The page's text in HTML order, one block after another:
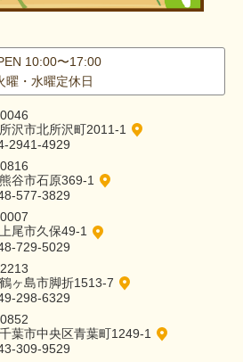
10:00〜17:00
曜・水曜定休日
沢市北所沢町2011-1
2941-4929
谷市石原369-1
577-3829
尾市久保49-1
729-5029
ヶ島市脚折1513-7
298-6329
葉市中央区青葉町1249-1
309-9529